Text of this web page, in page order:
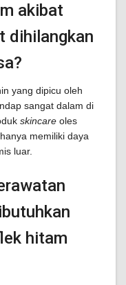
akibat
dihilangkan
yang dipicu oleh
sangat dalam di
skincare oles
memiliki daya
luar.
hitam